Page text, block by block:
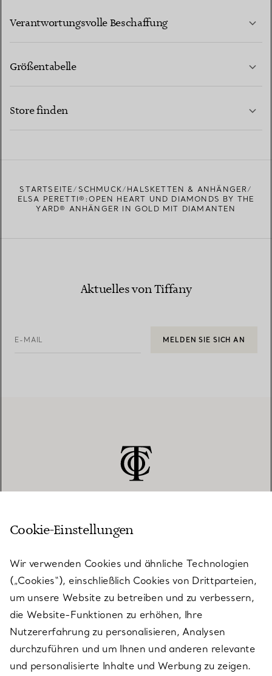
Verantwortungsvolle Beschaffung
Größentabelle
Store finden
STARTSEITE SCHMUCK
HALSKETTEN & ANHÄNGER
ELSA PERETTI®:OPEN HEART UND DIAMONDS BY THE
YARD® ANHÄNGER IN GOLD MIT DIAMANTEN
Aktuelles von Tiffany
E-MAIL MELDEN SIE SICH AN
KUNDENSERVICE
SERVICES
ÜBER TIFFANY & CO.
Cookie-Einstellungen
Wir verwenden Cookies und ähnliche Technologien
(„Cookies“), einschließlich Cookies von Drittparteien,
um unsere Website zu betreiben und zu verbessern,
die Website-Funktionen zu erhöhen, Ihre
Nutzererfahrung zu personalisieren, Analysen
durchzuführen und um Ihnen und anderen relevante
und personalisierte Inhalte und Werbung zu zeigen.